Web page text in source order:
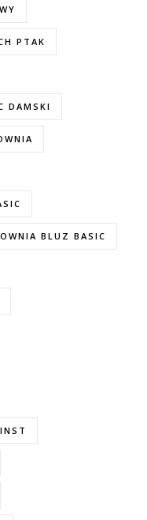
PTAK
DAMSKI
BLUZ BASIC
INST